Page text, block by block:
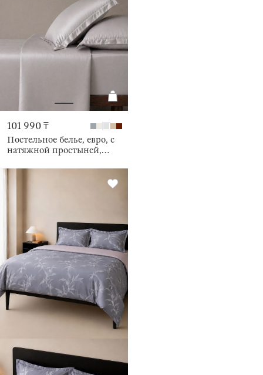
101 990 ₸
Постельное белье, евро, с
натяжной простыней,